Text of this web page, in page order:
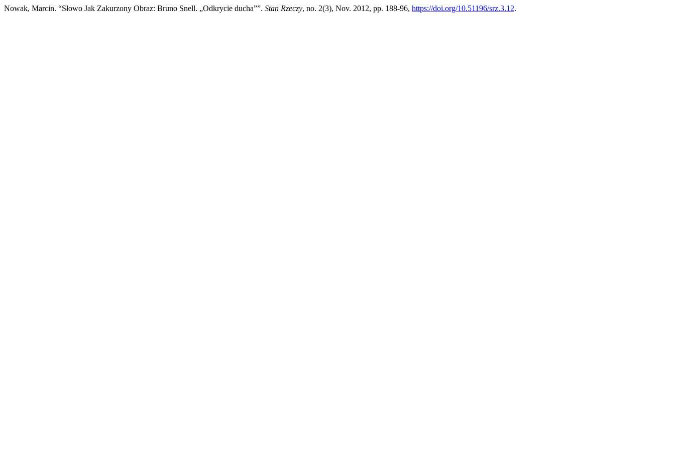
Nowak, Marcin. “Słowo Jak Zakurzony Obraz: Bruno Snell. „Odkrycie ducha””. Stan Rzeczy, no. 2(3), Nov. 2012, pp. 188-96, https://doi.org/10.51196/srz.3.12.